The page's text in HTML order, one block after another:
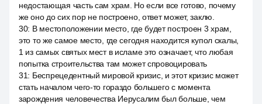
недостающая часть сам храм. Но если все готово, почему
же оно до сих пор не построено, ответ может, заклю.
30: В местоположении место, где будет построен 3 храм,
это то же самое место, где сегодня находится купол скалы,
1 из самых святых мест в исламе это означает, что любая
попытка строительства там может спровоцировать
31: Беспрецедентный мировой кризис, и этот кризис может
стать началом чего-то гораздо большего с момента
зарождения человечества Иерусалим был больше, чем